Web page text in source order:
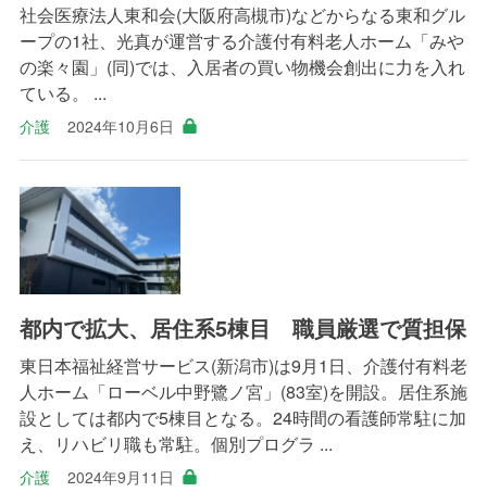
社会医療法人東和会(大阪府高槻市)などからなる東和グル
ープの1社、光真が運営する介護付有料老人ホーム「みや
の楽々園」(同)では、入居者の買い物機会創出に力を入れ
ている。 ...
介護 2024年10月6日
都内で拡大、居住系5棟目 職員厳選で質担保
東日本福祉経営サービス(新潟市)は9月1日、介護付有料老
人ホーム「ローベル中野鷺ノ宮」(83室)を開設。居住系施
設としては都内で5棟目となる。24時間の看護師常駐に加
え、リハビリ職も常駐。個別プログラ ...
介護 2024年9月11日